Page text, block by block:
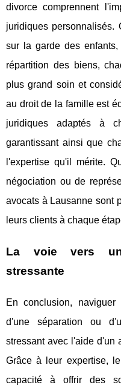
divorce comprennent
juridiques personnalisés.
sur la garde des
répartition des biens,
plus grand soin et
au droit de la famille est
juridiques adaptés à
garantissant ainsi que
l'expertise qu'il mérite.
négociation ou de
avocats à Lausanne sont
leurs clients à chaque
La voie vers
stressante
En conclusion,
d'une séparation ou
stressant avec l'aide d'un
Grâce à leur expertise,
capacité à offrir des